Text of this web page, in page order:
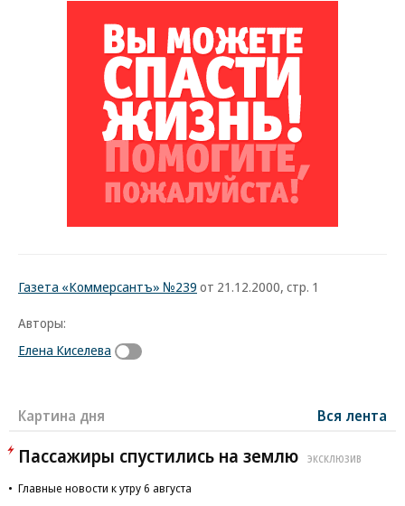
Газета «Коммерсантъ» №239 от 21.12.2000, стр. 1
Авторы:
Елена Киселева
Картина дня Вся лента
Пассажиры спустились на землю ЭКСКЛЮЗИВ
Главные новости к утру 6 августа